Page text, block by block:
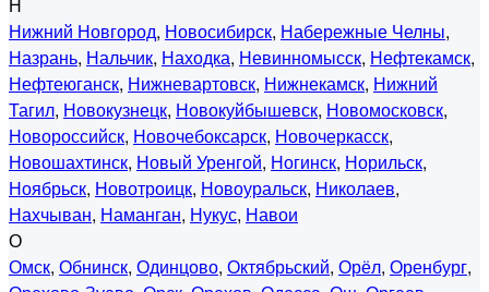
Нижний Новгород, Новосибирск, Набережные Челны,
Назрань, Нальчик, Находка, Невинномысск, Нефтекамск,
Нефтеюганск, Нижневартовск, Нижнекамск, Нижний
Тагил, Новокузнецк, Новокуйбышевск, Новомосковск,
Новороссийск, Новочебоксарск, Новочеркасск,
Новошахтинск, Новый Уренгой, Ногинск, Норильск,
Ноябрьск, Новотроицк, Новоуральск, Николаев,
Нахчыван, Наманган, Нукус, Навои
О
Омск, Обнинск, Одинцово, Октябрьский, Орёл, Оренбург,